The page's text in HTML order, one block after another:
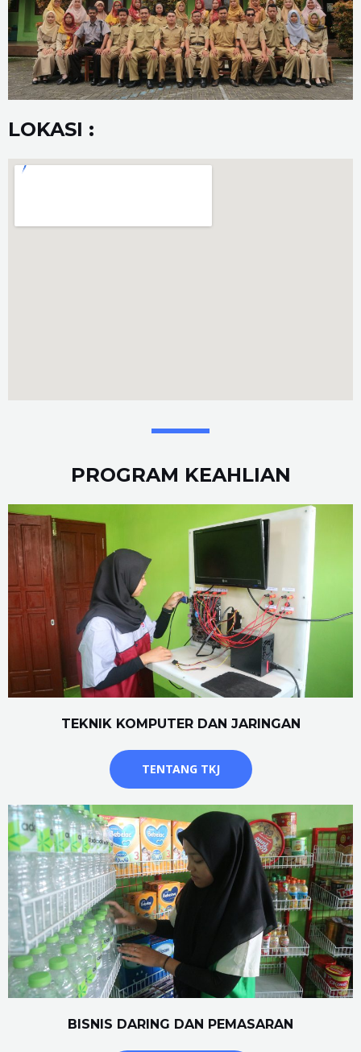
LOKASI :
PROGRAM KEAHLIAN
TEKNIK KOMPUTER DAN JARINGAN
TENTANG TKJ
BISNIS DARING DAN PEMASARAN